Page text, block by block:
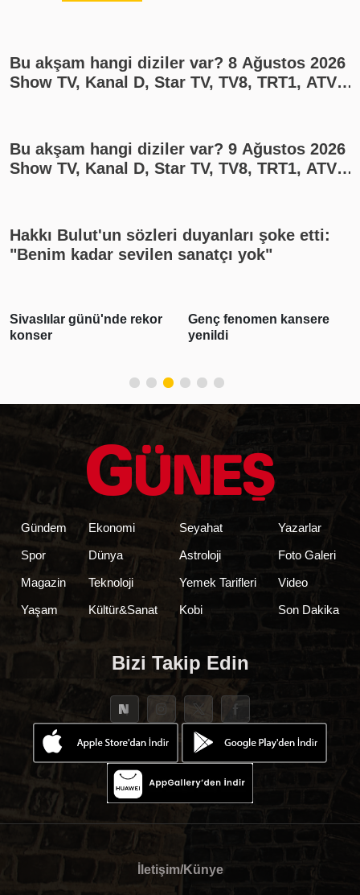
Bu akşam hangi diziler var? 8 Ağustos 2026
Show TV, Kanal D, Star TV, TV8, TRT1, ATV
Bu akşam hangi diziler var? 9 Ağustos 2026
Show TV, Kanal D, Star TV, TV8, TRT1, ATV
Hakkı Bulut'un sözleri duyanları şoke etti:
"Benim kadar sevilen sanatçı yok"
Sivaslılar günü'nde rekor
konser
Genç fenomen kansere
yenildi
Gündem
Spor
Magazin
Yaşam
Ekonomi
Dünya
Teknoloji
Kültür&Sanat
Seyahat
Astroloji
Yemek Tarifleri
Kobi
Yazarlar
Foto Galeri
Video
Son Dakika
Bizi Takip Edin
İletişim/Künye